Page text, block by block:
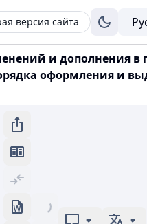
версия сайта
и дополнения в
оформления и